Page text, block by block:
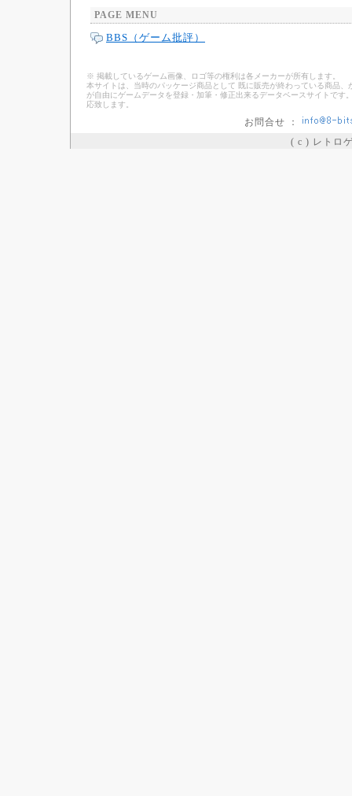
PAGE MENU
BBS（ゲーム批評）
※ 掲載しているゲーム画像、ロゴ等の権利は各メーカーが所有します。
本サイトは、当時のパッケージ商品として 既に販売が終わっている商品
が自由にゲームデータを登録・加筆・修正出来るデータベースサイトで
応致します。
お問合せ ：
( c ) レトロ